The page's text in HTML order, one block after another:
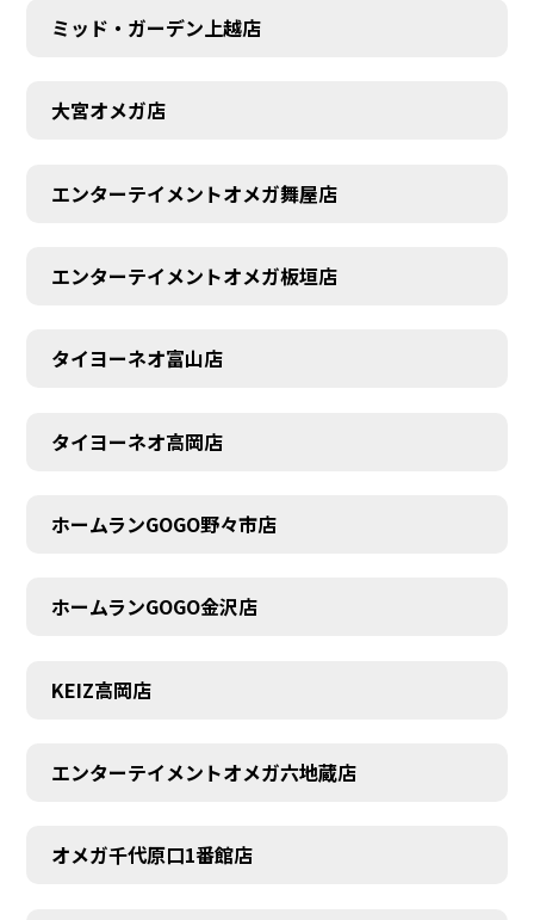
ミッド・ガーデン上越店
大宮オメガ店
エンターテイメントオメガ舞屋店
エンターテイメントオメガ板垣店
タイヨーネオ富山店
タイヨーネオ高岡店
ホームランGOGO野々市店
ホームランGOGO金沢店
KEIZ高岡店
エンターテイメントオメガ六地蔵店
オメガ千代原口1番館店